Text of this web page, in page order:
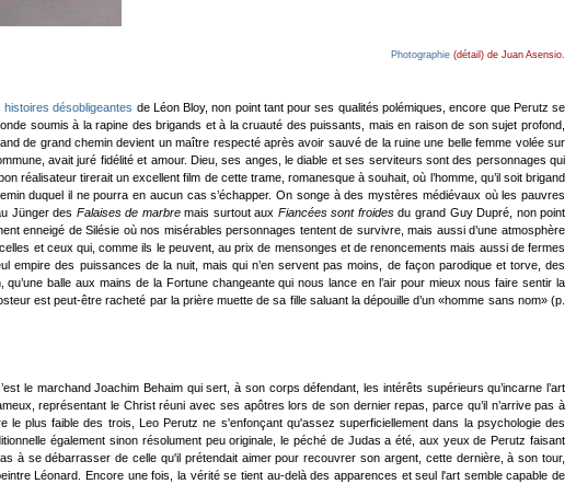
Photographie (détail) de Juan Asensio.
histoires désobligeantes de Léon Bloy, non point tant pour ses qualités polémiques, encore que Perutz se
soumis à la rapine des brigands et à la cruauté des puissants, mais en raison de son sujet profond,
de grand chemin devient un maître respecté après avoir sauvé de la ruine une belle femme volée sur
avait juré fidélité et amour. Dieu, ses anges, le diable et ses serviteurs sont des personnages qui
tirerait un excellent film de cette trame, romanesque à souhait, où l’homme, qu’il soit brigand
duquel il ne pourra en aucun cas s’échapper. On songe à des mystères médiévaux où les pauvres
Jünger des Falaises de marbremais surtout aux Fiancées sont froidesdu grand Guy Dupré, non point
enneigé de Silésie où nos misérables personnages tentent de survivre, mais aussi d’une atmosphère
et ceux qui, comme ils le peuvent, au prix de mensonges et de renoncements mais aussi de fermes
des puissances de la nuit, mais qui n’en servent pas moins, de façon parodique et torve, des
balle aux mains de la Fortune changeante qui nous lance en l’air pour mieux nous faire sentir la
est peut-être racheté par la prière muette de sa fille saluant la dépouille d’un «homme sans nom» (p.
le marchand Joachim Behaim qui sert, à son corps défendant, les intérêts supérieurs qu’incarne l’art
représentant le Christ réuni avec ses apôtres lors de son dernier repas, parce qu’il n’arrive pas à
plus faible des trois, Leo Perutz ne s'enfonçant qu'assez superficiellement dans la psychologie des
également sinon résolument peu originale, le péché de Judas a été, aux yeux de Perutz faisant
à se débarrasser de celle qu'il prétendait aimer pour recouvrer son argent, cette dernière, à son tour,
Léonard. Encore une fois, la vérité se tient au-delà des apparences et seul l'art semble capable de